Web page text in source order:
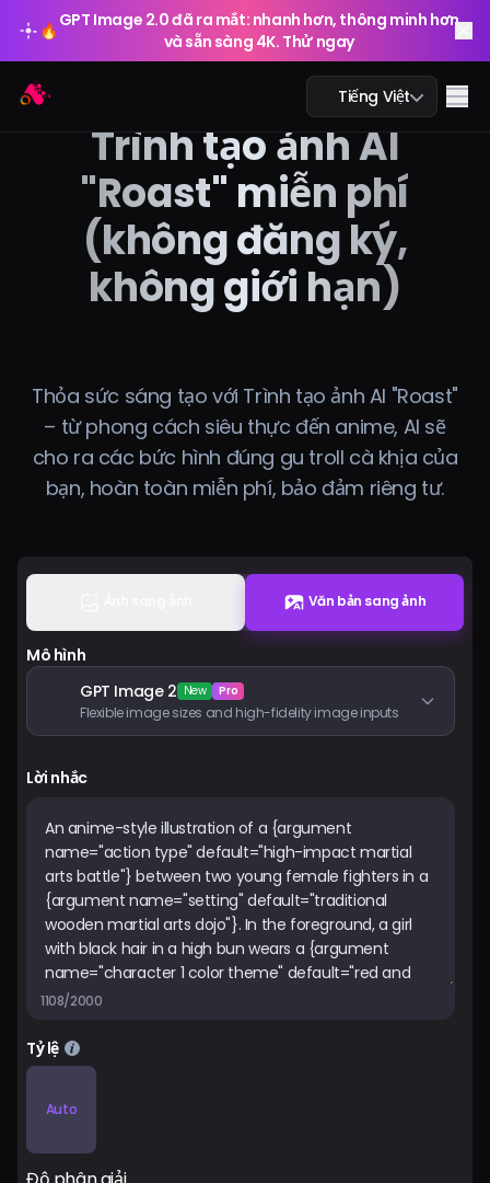
🔥 GPT Image 2.0 đã ra mắt: nhanh hơn, thông minh hơn
và sẵn sàng 4K. Thử ngay
Tiếng Việt
Trò chuyện AI
AI học tập
Video AI
Công cụ AI
Đăng nhập
🔥
GPT Image 2.0 đã ra mắt: nhanh hơn, thông minh hơn
Trình tạo ảnh AI
"Roast" miễn phí
(không đăng ký,
không giới hạn)
Thỏa sức sáng tạo với Trình tạo ảnh AI "Roast"
– từ phong cách siêu thực đến anime, AI sẽ
cho ra các bức hình đúng gu troll cà khịa của
bạn, hoàn toàn miễn phí, bảo đảm riêng tư.
Văn bản sang ảnh
Mô hình
GPT Image 2 New Pro
Flexible image sizes and high-fidelity image inputs
Lời nhắc
1108/2000
Tỷ lệ
Auto